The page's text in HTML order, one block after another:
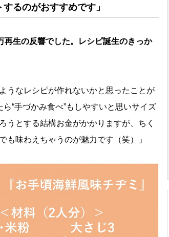
るのがおすすめです」
生の反響でした。レシピ誕生のきっか
うなレシピが作れないかと思ったことが
“手づかみ食べ”もしやすいと思いサイズ
うとする結構お金がかかりますが、ちく
も味わえちゃうのが魅力です（笑）」